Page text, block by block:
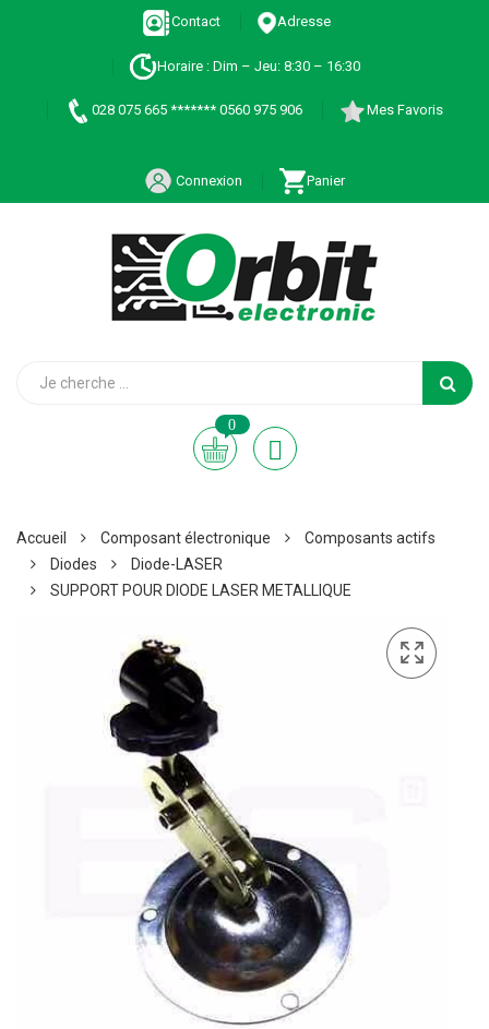
Contact Adresse
Horaire : Dim – Jeu: 8:30 – 16:30
028 075 665 ******* 0560 975 906 Mes Favoris
Connexion Panier
0
Accueil Composant électronique
Composants actifs
Diodes
Diode-LASER
SUPPORT POUR DIODE LASER METALLIQUE